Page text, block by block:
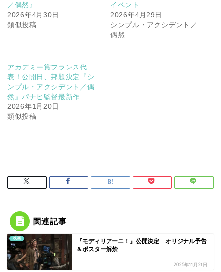
／偶然』
2026年4月30日
類似投稿
イベント
2026年4月29日
シンプル・アクシデント／
偶然
アカデミー賞フランス代
表！公開日、邦題決定『シ
ンプル・アクシデント／偶
然』パナヒ監督最新作
2026年1月20日
類似投稿
関連記事
映画
『モディリアーニ！』公開決定 オリジナル予告
＆ポスター解禁
2025年11月21日